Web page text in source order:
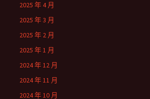
2025 年 4 月
2025 年 3 月
2025 年 2 月
2025 年 1 月
2024 年 12 月
2024 年 11 月
2024 年 10 月